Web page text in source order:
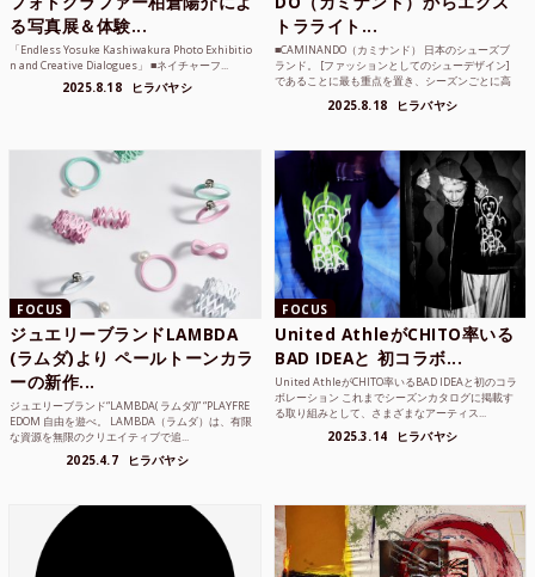
る写真展＆体験...
「Endless Yosuke Kashiwakura Photo Exhibitio
n and Creative Dialogues」 ■ネイチャーフ...
2025.8.18 ヒラバヤシ
トラライト...
■CAMINANDO（カミナンド） 日本のシューズブ
ランド。 [ファッションとしてのシューデザイン]
であることに最も重点を置き、シーズンごとに高
2025.8.18 ヒラバヤシ
FOCUS
ジュエリーブランドLAMBDA
(ラムダ)より ペールトーンカラ
ーの新作...
ジュエリーブランド“LAMBDA( ラムダ))” “PLAYFRE
EDOM 自由を遊べ。 LAMBDA（ラムダ）は、有限
な資源を無限のクリエイティブで追...
2025.4.7 ヒラバヤシ
FOCUS
United AthleがCHITO率いる
BAD IDEAと 初コラボ...
United AthleがCHITO率いるBAD IDEAと初のコラ
ボレーション これまでシーズンカタログに掲載す
る取り組みとして、さまざまなアーティス...
2025.3.14 ヒラバヤシ